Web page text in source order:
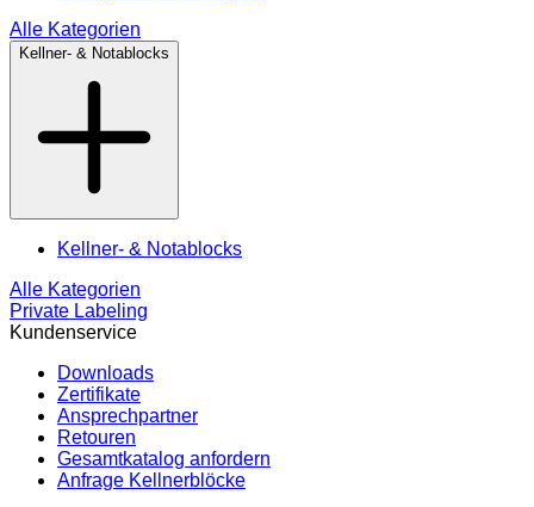
Alle Kategorien
Kellner- & Notablocks
Kellner- & Notablocks
Alle Kategorien
Private Labeling
Kundenservice
Downloads
Zertifikate
Ansprechpartner
Retouren
Gesamtkatalog anfordern
Anfrage Kellnerblöcke